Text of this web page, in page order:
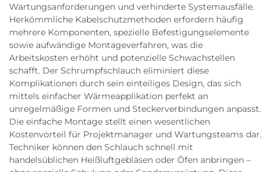
Wartungsanforderungen und verhinderte Systemausfälle.
Herkömmliche Kabelschutzmethoden erfordern häufig
mehrere Komponenten, spezielle Befestigungselemente
sowie aufwändige Montageverfahren, was die
Arbeitskosten erhöht und potenzielle Schwachstellen
schafft. Der Schrumpfschlauch eliminiert diese
Komplikationen durch sein einteiliges Design, das sich
mittels einfacher Wärmeapplikation perfekt an
unregelmäßige Formen und Steckerverbindungen anpasst.
Die einfache Montage stellt einen wesentlichen
Kostenvorteil für Projektmanager und Wartungsteams dar.
Techniker können den Schlauch schnell mit
handelsüblichen Heißluftgebläsen oder Öfen anbringen –